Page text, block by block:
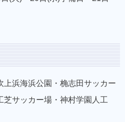
上浜海浜公園・桷志田サッカー
サッカー場・神村学園人工